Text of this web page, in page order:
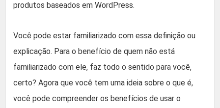
produtos baseados em WordPress.
Você pode estar familiarizado com essa definição ou
explicação. Para o benefício de quem não está
familiarizado com ele, faz todo o sentido para você,
certo? Agora que você tem uma ideia sobre o que é,
você pode compreender os benefícios de usar o